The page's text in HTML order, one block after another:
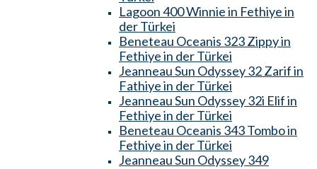
Lagoon 400 Winnie in Fethiye in
der Türkei
Beneteau Oceanis 323 Zippy in
Fethiye in der Türkei
Jeanneau Sun Odyssey 32 Zarif in
Fathiye in der Türkei
Jeanneau Sun Odyssey 32i Elif in
Fethiye in der Türkei
Beneteau Oceanis 343 Tombo in
Fethiye in der Türkei
Jeanneau Sun Odyssey 349